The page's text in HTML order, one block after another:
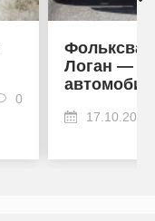
0
Логан —
17.10.2024